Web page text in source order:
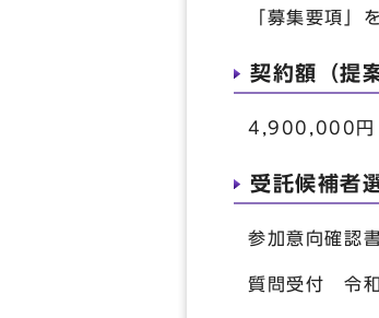
「募集要項」
契約額（提
4,900,000円
受託候補者
参加意向確認
質問受付 令